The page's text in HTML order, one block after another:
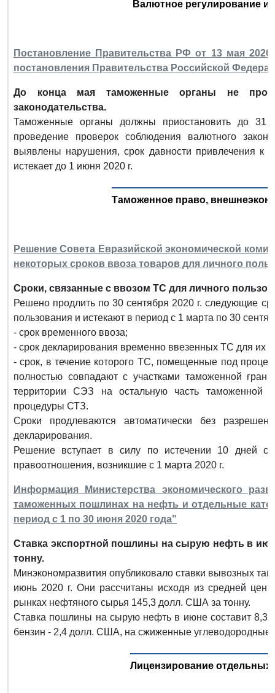
Валютное регулирование
Постановление Правительства РФ от 13 мая
постановления Правительства Российской
До конца мая таможенные органы не
законодательства.
Таможенные органы должны приостановить до 31
проведение проверок соблюдения валютного
выявлены нарушения, срок давности привлечения к
истекает до 1 июня 2020 г.
Таможенное право,
Решение Совета Евразийской экономической
некоторых сроков ввоза товаров для личного
Сроки, связанные с ввозом ТС для личного
Решено продлить по 30 сентября 2020 г. следующие
пользования и истекают в период с 1 марта по 30
- срок временного ввоза;
- срок декларирования временно ввезенных ТС для их
- срок, в течение которого ТС, помещенные под
полностью совпадают с участками таможенной
территории СЭЗ на остальную часть таможенной
процедуры СТЗ.
Сроки продлеваются автоматически без
декларирования.
Решение вступает в силу по истечении 10 дней с
правоотношения, возникшие с 1 марта 2020 г.
Информация Министерства экономического
таможенных пошлинах на нефть и отдельные
период с 1 по 30 июня 2020 года"
Ставка экспортной пошлины на сырую нефть в
тонну.
Минэкономразвития опубликовало ставки вывозных
июнь 2020 г. Они рассчитаны исходя из средней
рынках нефтяного сырья 145,3 долл. США за тонну.
Ставка пошлины на сырую нефть в июне составит 8,3
бензин - 2,4 долл. США, на сжиженные
Лицензирование отдельных